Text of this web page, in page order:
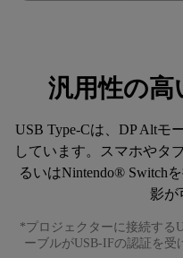
汎用性の高
USB Type-Cは、DP Altモ
しています。スマホやタ
るいはNintendo® Switch
*プロジェクターに接続する
ーブルがUSB-IFの認証を受